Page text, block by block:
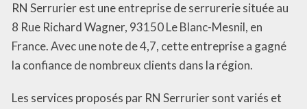
RN Serrurier est une entreprise de serrurerie située au
8 Rue Richard Wagner, 93150 Le Blanc-Mesnil, en
France. Avec une note de 4,7, cette entreprise a gagné
la confiance de nombreux clients dans la région.
Les services proposés par RN Serrurier sont variés et